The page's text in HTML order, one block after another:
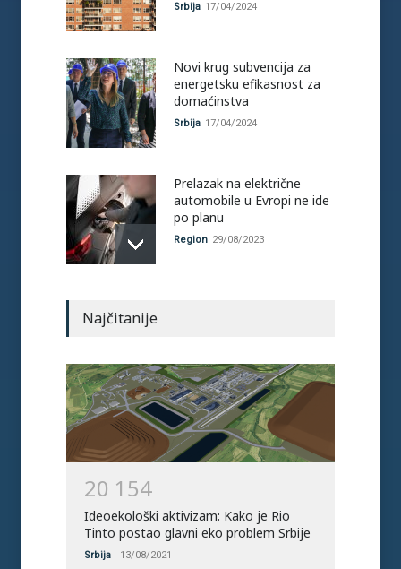
Srbija 17/04/2024
Novi krug subvencija za
energetsku efikasnost za
domaćinstva
Srbija 17/04/2024
Prelazak na električne
automobile u Evropi ne ide
po planu
Region 29/08/2023
Subvencije za solarne
panele: Raspisan konkurs
za građane Novog Sada
Najčitanije
20 1 54
Ideoekološki aktivizam: Kako je Rio
Tinto postao glavni eko problem Srbije
Srbija 13/08/2021